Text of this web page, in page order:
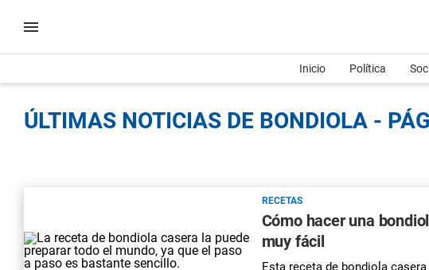
Inicio Política
ÚLTIMAS NOTICIAS DE BONDIOLA -
RECETAS
Cómo hacer una
muy fácil
Esta receta de bondiola